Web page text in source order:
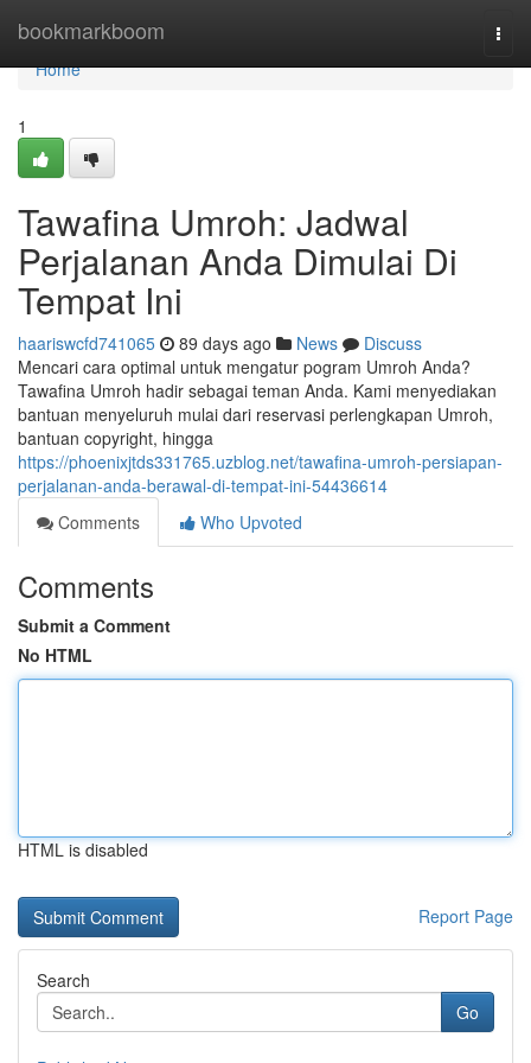
bookmarkboom
Home
Home
1
Tawafina Umroh: Jadwal
Perjalanan Anda Dimulai Di
Tempat Ini
haariswcfd741065 89 days ago News
Discuss
Mencari cara optimal untuk mengatur pogram Umroh Anda?
Tawafina Umroh hadir sebagai teman Anda. Kami menyediakan
bantuan menyeluruh mulai dari reservasi perlengkapan Umroh,
bantuan copyright, hingga
https://phoenixjtds331765.uzblog.net/tawafina-umroh-persiapan-
perjalanan-anda-berawal-di-tempat-ini-54436614
Comments
Who Upvoted
Comments
Submit a Comment
No HTML
HTML is disabled
Report Page
Search
Go